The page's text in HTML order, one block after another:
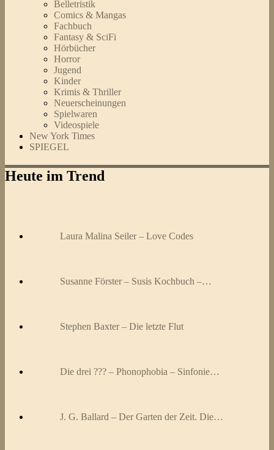
Belletristik
Comics & Mangas
Fachbuch
Fantasy & SciFi
Hörbücher
Horror
Jugend
Kinder
Krimis & Thriller
Neuerscheinungen
Spielwaren
Videospiele
New York Times
SPIEGEL
Heute im Trend
Laura Malina Seiler – Love Codes
Susanne Förster – Susis Kochbuch –…
Stephen Baxter – Die letzte Flut
Die drei ??? – Phonophobia – Sinfonie…
J. G. Ballard – Der Garten der Zeit. Die…